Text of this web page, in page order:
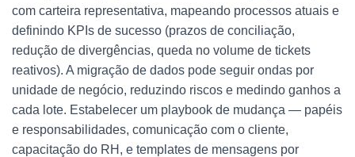
com carteira representativa, mapeando processos atuais e
definindo KPIs de sucesso (prazos de conciliação,
redução de divergências, queda no volume de tickets
reativos). A migração de dados pode seguir ondas por
unidade de negócio, reduzindo riscos e medindo ganhos a
cada lote. Estabelecer um playbook de mudança — papéis
e responsabilidades, comunicação com o cliente,
capacitação do RH, e templates de mensagens por